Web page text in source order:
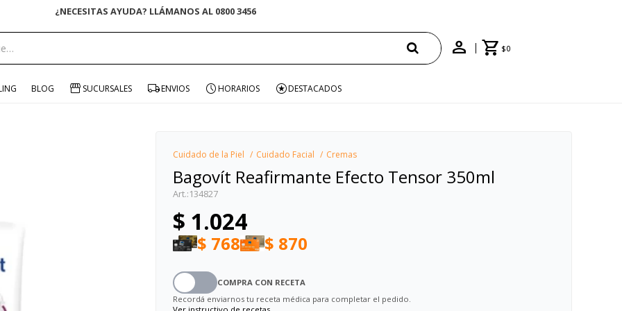
¿NECESITAS AYUDA? LLÁMANOS AL 0800 3456
$0
BLOG SUCURSALES ENVIOS HORARIOS DESTACADOS
Cuidado de la Piel Cuidado Facial Cremas
Bagovít Reafirmante Efecto Tensor 350ml
134827
$ 1.024
$ 768 $ 870
COMPRA CON RECETA
Recordá enviarnos tu receta médica para completar el pedido.